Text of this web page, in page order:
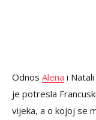
Odnos Alena i
je potresla
vijeka, a o kojoj se